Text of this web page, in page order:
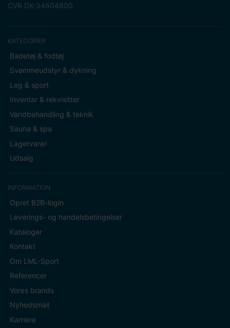
CVR DK-34604800
KATEGORIER
Badetøj & fodtøj
Svømmeudstyr & dykning
Leg & sport
Inventar & rekvisitter
Vandbehandling & teknik
Sauna & spa
Lagervarer
Udsalg
INFORMATION
Opret B2B-login
Leverings- og handelsbetingelser
Kataloger
Kontakt
Om LML-Sport
Referencer
Vores brands
Nyhedsmail
Karriere